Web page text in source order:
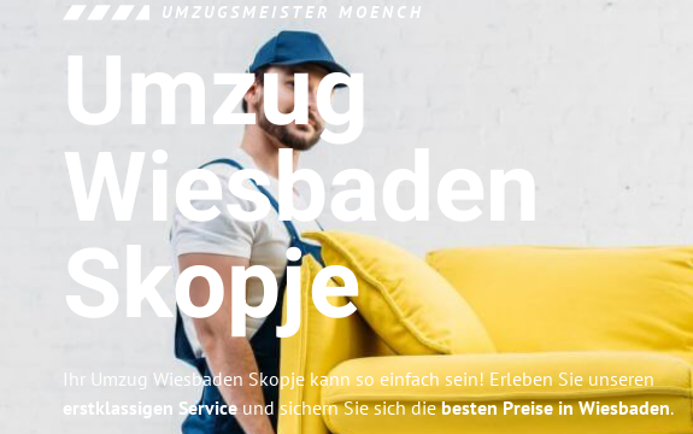
UMZUGSMEISTER MOENCH
Umzug
Wiesbaden
Skopje
Ihr Umzug Wiesbaden Skopje kann so einfach sein! Erleben Sie unseren
erstklassigen Serviceund sichern Sie sich diebesten Preise in Wiesbaden.